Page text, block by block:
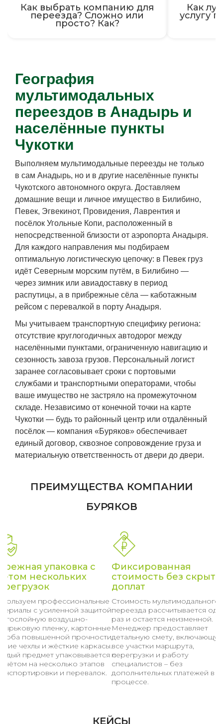
Как выбрать компанию для
переезда? Сложно или
просто? Как?
Как
услугу
География
мультимодальных
переездов в Анадырь и
населённые пункты
Чукотки
Выполняем мультимодальные переезды не только
в сам Анадырь, но и в другие населённые пункты
Чукотского автономного округа. Доставляем
домашние вещи и личное имущество в Билибино,
Певек, Эгвекинот, Провидения, Лаврентия и
посёлок Угольные Копи, расположенный в
непосредственной близости от аэропорта Анадыря.
Для каждого направления мы подбираем
оптимальную логистическую цепочку: в Певек груз
идёт Северным морским путём, в Билибино —
через зимник или авиадоставку в период
распутицы, а в прибрежные сёла — каботажным
рейсом с перевалкой в порту Анадыря.
Мы учитываем транспортную специфику региона:
отсутствие круглогодичных автодорог между
населёнными пунктами, ограниченную навигацию и
сезонность завоза грузов. Персональный логист
заранее согласовывает сроки с портовыми
службами и транспортными операторами, чтобы
ваше имущество не застряло на промежуточном
складе. Независимо от конечной точки на карте
Чукотки — будь то районный центр или отдалённый
посёлок — компания «Буряков» обеспечивает
единый договор, сквозное сопровождение груза и
материальную ответственность от двери до двери.
ПРЕИМУЩЕСТВА КОМПАНИИ
БУРЯКОВ
упаковка с
нескольких
профессиональные
с усиленной защитой:
воздушно-
пленку, картонные
повышенной прочности,
чехлы и жёсткие каркасы.
предмет упаковывается с
на несколько этапов
и перевалок.
Фиксированная
стоимость без
доплат
Стоимость мультимодального
переезда рассчитывается
раз и остается неизменной.
Менеджер предоставляет
детальную смету,
все участки маршрута,
перегрузки и работу
специалистов – без
дополнительных платежей в
процессе.
КЕЙСЫ